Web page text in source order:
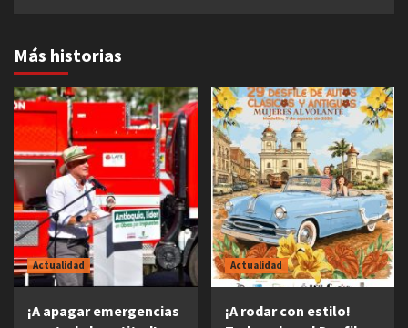
Más historias
Actualidad
¡A apagar emergencias
Actualidad
¡A rodar con estilo!